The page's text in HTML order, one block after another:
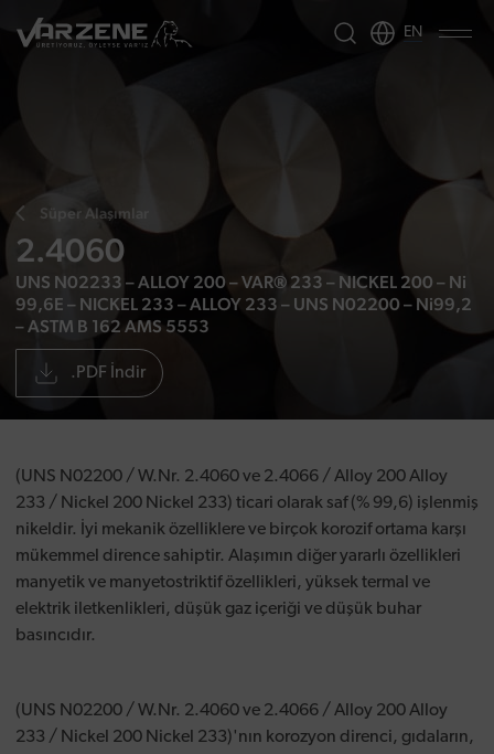
EN
Süper Alaşımlar
2.4060
UNS N02233 – ALLOY 200 – VAR® 233 – NICKEL 200 – Ni
99,6E – NICKEL 233 – ALLOY 233 – UNS N02200 – Ni99,2
– ASTM B 162 AMS 5553
.PDF İndir
(UNS N02200 / W.Nr. 2.4060 ve 2.4066 / Alloy 200 Alloy
233 / Nickel 200 Nickel 233) ticari olarak saf (% 99,6) işlenmiş
nikeldir. İyi mekanik özelliklere ve birçok korozif ortama karşı
mükemmel dirence sahiptir. Alaşımın diğer yararlı özellikleri
manyetik ve manyetostriktif özellikleri, yüksek termal ve
elektrik iletkenlikleri, düşük gaz içeriği ve düşük buhar
basıncıdır.
(UNS N02200 / W.Nr. 2.4060 ve 2.4066 / Alloy 200 Alloy
233 / Nickel 200 Nickel 233)'nın korozyon direnci, gıdaların,